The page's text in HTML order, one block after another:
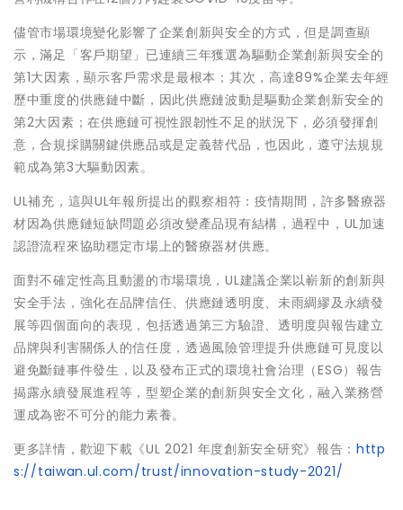
儘管市場環境變化影響了企業創新與安全的方式，但是調查顯
示，滿足「客戶期望」已連續三年獲選為驅動企業創新與安全的
第1大因素，顯示客戶需求是最根本；其次，高達89%企業去年經
歷中重度的供應鏈中斷，因此供應鏈波動是驅動企業創新安全的
第2大因素；在供應鏈可視性跟韌性不足的狀況下，必須發揮創
意，合規採購關鍵供應品或是定義替代品，也因此，遵守法規規
範成為第3大驅動因素。
UL補充，這與UL年報所提出的觀察相符：疫情期間，許多醫療器
材因為供應鏈短缺問題必須改變產品現有結構，過程中，UL加速
認證流程來協助穩定市場上的醫療器材供應。
面對不確定性高且動盪的市場環境，UL建議企業以嶄新的創新與
安全手法，強化在品牌信任、供應鏈透明度、未雨綢繆及永續發
展等四個面向的表現，包括透過第三方驗證、透明度與報告建立
品牌與利害關係人的信任度，透過風險管理提升供應鏈可見度以
避免斷鏈事件發生，以及發布正式的環境社會治理（ESG）報告
揭露永續發展進程等，型塑企業的創新與安全文化，融入業務營
運成為密不可分的能力素養。
更多詳情，歡迎下載《UL 2021 年度創新安全研究》報告： http
s://taiwan.ul.com/trust/innovation-study-2021/